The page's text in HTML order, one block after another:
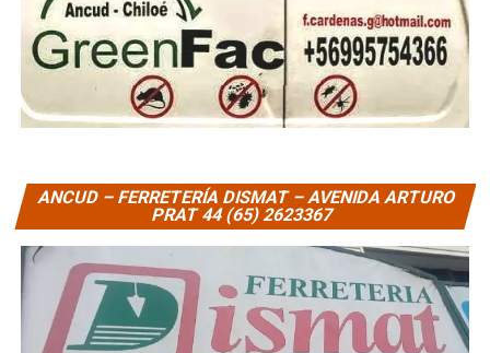
ANCUD – FERRETERÍA DISMAT – AVENIDA ARTURO
PRAT 44 (65) 2623367